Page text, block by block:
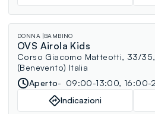
DONNA BAMBINO
OVS Airola Kids
Corso Giacomo Matteotti, 33/35,
(Benevento) Italia
Aperto
09:00-13:00, 16:00-
Indicazioni